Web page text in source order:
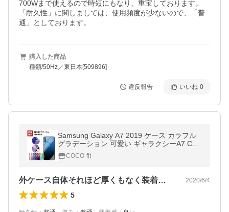
700Wまで使えるので時短にもなり、重宝しております。
「耐久性」に関しましては、使用頻度が少ないので、「普
通」としております。
購入した商品
種類/50Hz／東日本[509896]
違反報告 いいね 0
Samsung Galaxy A7 2019 ケース カラフル
グラデーション 可愛い ギャラクシーA7 CAS
E ストラップホール付き 耐衝撃
COCO-fit
外ケース自体それほど厚くもなく装着して… 2020/6/4
5